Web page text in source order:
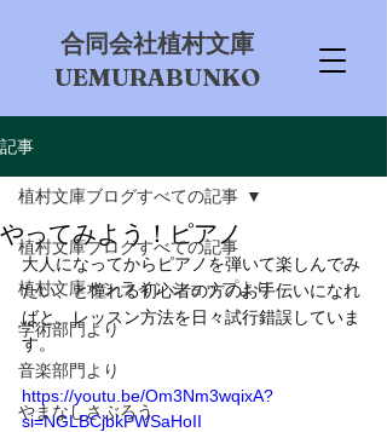
​合同会社植村文庫
UEMURABUNKO
記事
植村文庫ブログすべての記事
植村文庫オンラインショップより
学術部門より
音楽部門より
やまなしさぶろう
植村文庫ブログすべての記事
やってみよう！ピアノ
大人になってからピアノを弾いて楽しんでみ
たい、と憧れる初心者の方のお手伝いになれ
ばと、レッスン方法を日々試行錯誤していま
す。
https://youtu.be/Om3Nm3wqixA?
si=NGLBCjbkPWSaHoII